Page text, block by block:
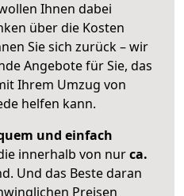
Ihnen dabei
über die Kosten
Sie sich zurück – wir
Angebote für Sie, das
Ihrem Umzug von
helfen kann.
und einfach
innerhalb von nurca.
Und das Beste daran
Preisen